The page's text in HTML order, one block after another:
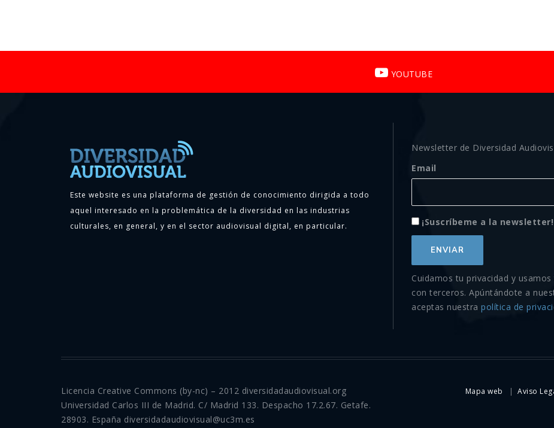
YOUTUBE
Este website es una plataforma de gestión de conocimiento dirigida a todo
aquel interesado en la problemática de la diversidad en las industrias
culturales, en general, y en el sector audiovisual digital, en particular.
Newsletter de Diversidad
Email
¡Suscríbeme a la newsletter!
Cuidamos tu privacidad y
con terceros. Apúntándote a
aceptas nuestra política de
Licencia Creative Commons (by-nc) – 2012 diversidadaudiovisual.org
Universidad Carlos III de Madrid. C/ Madrid 133. Despacho 17.2.67. Getafe.
28903. España diversidadaudiovisual@uc3m.es
Mapa web Aviso